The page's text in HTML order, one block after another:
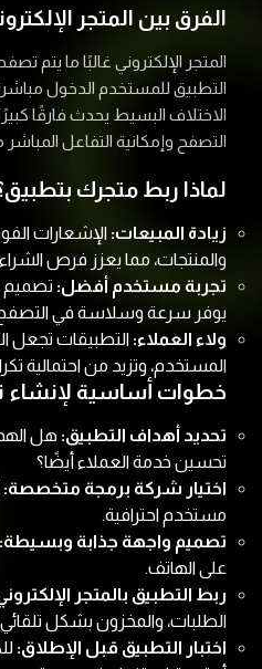
الفرق بين المتجر
المتجر الإلكتروني غالبًا ما يتم
التطبيق للمستخدم الدخول
الاختلاف البسيط يحدث فارقًا
التصفح وإمكانية التفاعل المباشر
لماذا ربط متجرك
زيادة المبيعات: الإشعارات
والمنتجات، مما يعزز فرص الشراء
تجربة مستخدم أفضل: تصميم
يوفر سرعة وسلاسة في التصفح
ولاء العملاء: التطبيقات تجعل
المستخدم، وتزيد من احتمالية تكرار
خطوات أساسية لإنشاء
تحديد أهداف التطبيق: هل
تحسين خدمة العملاء أيضًا؟
اختيار شركة برمجة متخصصة:
مستخدم احترافية.
تصميم واجهة جذابة وبسيطة:
على الهاتف.
ربط التطبيق بالمتجر
الطلبات، والمخزون بشكل
اختبار التطبيق قبل الإطلاق: